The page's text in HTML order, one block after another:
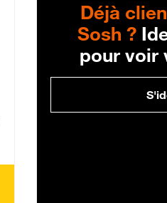
Déjà
Sosh ?
pour voir